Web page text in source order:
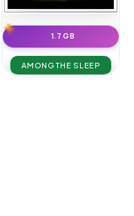
1.7 GB
AMONG THE SLEEP